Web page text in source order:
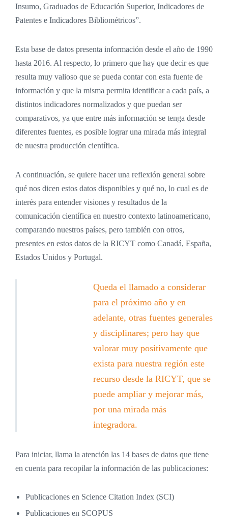
Insumo, Graduados de Educación Superior, Indicadores de
Patentes e Indicadores Bibliométricos”.
Esta base de datos presenta información desde el año de 1990
hasta 2016. Al respecto, lo primero que hay que decir es que
resulta muy valioso que se pueda contar con esta fuente de
información y que la misma permita identificar a cada país, a
distintos indicadores normalizados y que puedan ser
comparativos, ya que entre más información se tenga desde
diferentes fuentes, es posible lograr una mirada más integral
de nuestra producción científica.
A continuación, se quiere hacer una reflexión general sobre
qué nos dicen estos datos disponibles y qué no, lo cual es de
interés para entender visiones y resultados de la
comunicación científica en nuestro contexto latinoamericano,
comparando nuestros países, pero también con otros,
presentes en estos datos de la RICYT como Canadá, España,
Estados Unidos y Portugal.
Queda el llamado a considerar
para el próximo año y en
adelante, otras fuentes generales
y disciplinares; pero hay que
valorar muy positivamente que
exista para nuestra región este
recurso desde la RICYT, que se
puede ampliar y mejorar más,
por una mirada más
integradora.
Para iniciar, llama la atención las 14 bases de datos que tiene
en cuenta para recopilar la información de las publicaciones:
Publicaciones en Science Citation Index (SCI)
Publicaciones en SCOPUS